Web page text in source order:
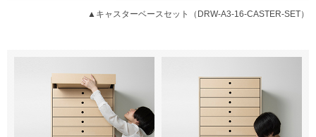
▲キャスターベースセット（DRW-A3-16-CASTER-SET）